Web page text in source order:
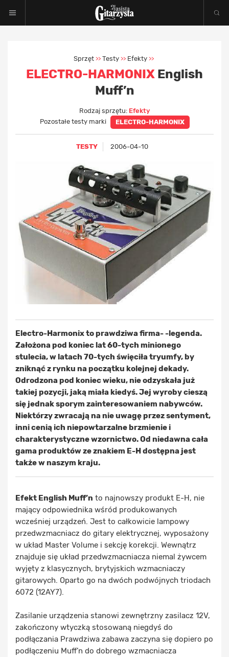
Sprzęt >> Testy >> Efekty >>
ELECTRO-HARMONIX English
Muff’n
Rodzaj sprzętu: Efekty
Pozostałe testy marki
ELECTRO-HARMONIX
TESTY 2006-04-10
Electro-Harmonix to prawdziwa firma- -legenda.
Założona pod koniec lat 60-tych minionego
stulecia, w latach 70-tych święciła tryumfy, by
zniknąć z rynku na początku kolejnej dekady.
Odrodzona pod koniec wieku, nie odzyskała już
takiej pozycji, jaką miała kiedyś. Jej wyroby cieszą
się jednak sporym zainteresowaniem nabywców.
Niektórzy zwracają na nie uwagę przez sentyment,
inni cenią ich niepowtarzalne brzmienie i
charakterystyczne wzornictwo. Od niedawna cała
gama produktów ze znakiem E-H dostępna jest
także w naszym kraju.
Efekt English Muff’n to najnowszy produkt E-H, nie
mający odpowiednika wśród produkowanych
wcześniej urządzeń. Jest to całkowicie lampowy
przedwzmacniacz do gitary elektrycznej, wyposażony
w układ Master Volume i sekcję korekcji. Wewnątrz
znajduje się układ przedwzmacniacza niemal żywcem
wyjęty z klasycznych, brytyjskich wzmacniaczy
gitarowych. Oparto go na dwóch podwójnych triodach
6072 (12AY7).
Zasilanie urządzenia stanowi zewnętrzny zasilacz 12V,
zakończony wtyczką stosowaną niegdyś do
podłączania Prawdziwa zabawa zaczyna się dopiero po
podłączeniu Muff’n do dobrego wzmacniacza